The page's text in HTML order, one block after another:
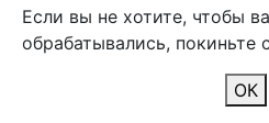
Если вы не хотите, чтобы
обрабатывались, покиньте
ОК